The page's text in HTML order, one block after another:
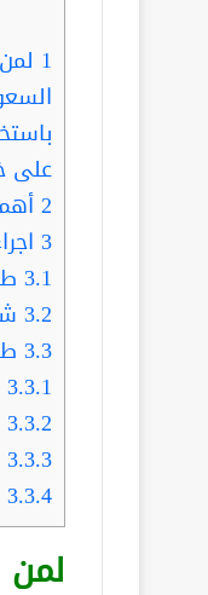
1
على
2
3
3.1
3.2
3.3
3.3.1
3.3.2
3.3.3
3.3.4